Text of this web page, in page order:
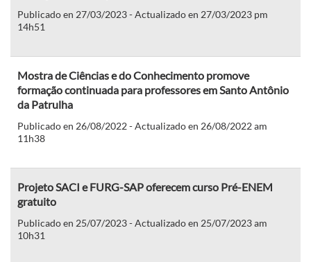
Publicado en 27/03/2023 - Actualizado en 27/03/2023 pm
14h51
Mostra de Ciências e do Conhecimento promove
formação continuada para professores em Santo Antônio
da Patrulha
Publicado en 26/08/2022 - Actualizado en 26/08/2022 am
11h38
Projeto SACI e FURG-SAP oferecem curso Pré-ENEM
gratuito
Publicado en 25/07/2023 - Actualizado en 25/07/2023 am
10h31